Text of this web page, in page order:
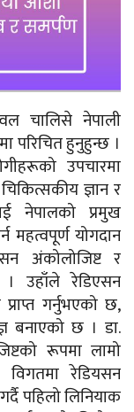
चालिसे नेपाली
परिचित हुनुहुन्छ ।
उपचारमा
ज्ञान र
नेपालको प्रमुख
महत्वपूर्ण योगदान
अंकोलोजिष्ट र
। उहाँले रेडिएसन
गर्नुभएको छ,
बनाएको छ । डा.
रूपमा लामो
रेडियसन
पहिलो लिनियाक